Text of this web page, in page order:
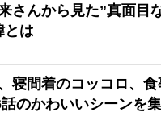
さんから見た”真面目
とは
寝間着のコッコロ、食
話のかわいいシーンを